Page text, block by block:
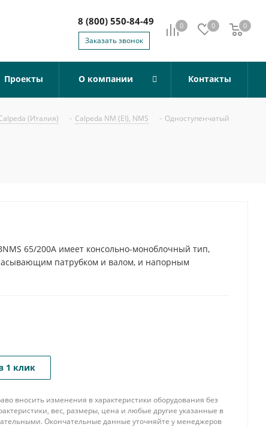
0 0 0
0
8 (800) 550-84-49
Заказать звонок
Проекты О компании Контакты
(Италия) - Calpeda NM (EI), NMS - Одноступенчатый
65/200A имеет консольно-моноблочный тип,
патрубком и валом, и напорным
1 клик
вносить изменения в характеристики оборудования без
вес, размеры, цена и любые другие указанные в
Окончательные данные уточняйте у менеджеров